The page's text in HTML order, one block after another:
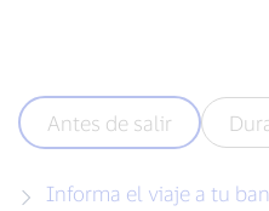
Antes de salir
Informa el viaje a tu